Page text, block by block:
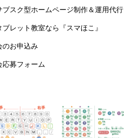
スク型ホームページ制作＆運用代行
レット教室なら『スマほこ』
のお申込み
応募フォーム